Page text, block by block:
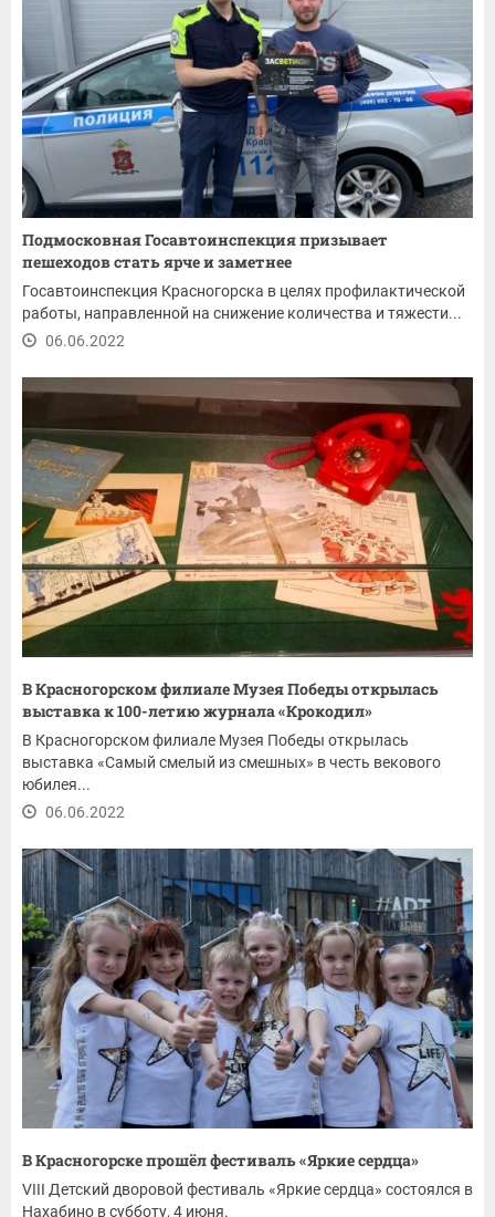
Подмосковная Госавтоинспекция призывает
пешеходов стать ярче и заметнее
Госавтоинспекция Красногорска в целях профилактической
работы, направленной на снижение количества и тяжести...
06.06.2022
В Красногорском филиале Музея Победы открылась
выставка к 100-летию журнала «Крокодил»
В Красногорском филиале Музея Победы открылась
выставка «Самый смелый из смешных» в честь векового
юбилея...
06.06.2022
В Красногорске прошёл фестиваль «Яркие сердца»
VIII Детский дворовой фестиваль «Яркие сердца» состоялся в
Нахабино в субботу, 4 июня.